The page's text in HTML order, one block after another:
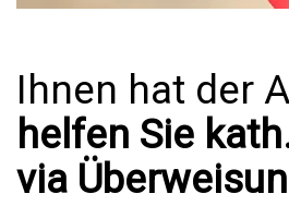
Ihnen hat der
helfen Sie
via